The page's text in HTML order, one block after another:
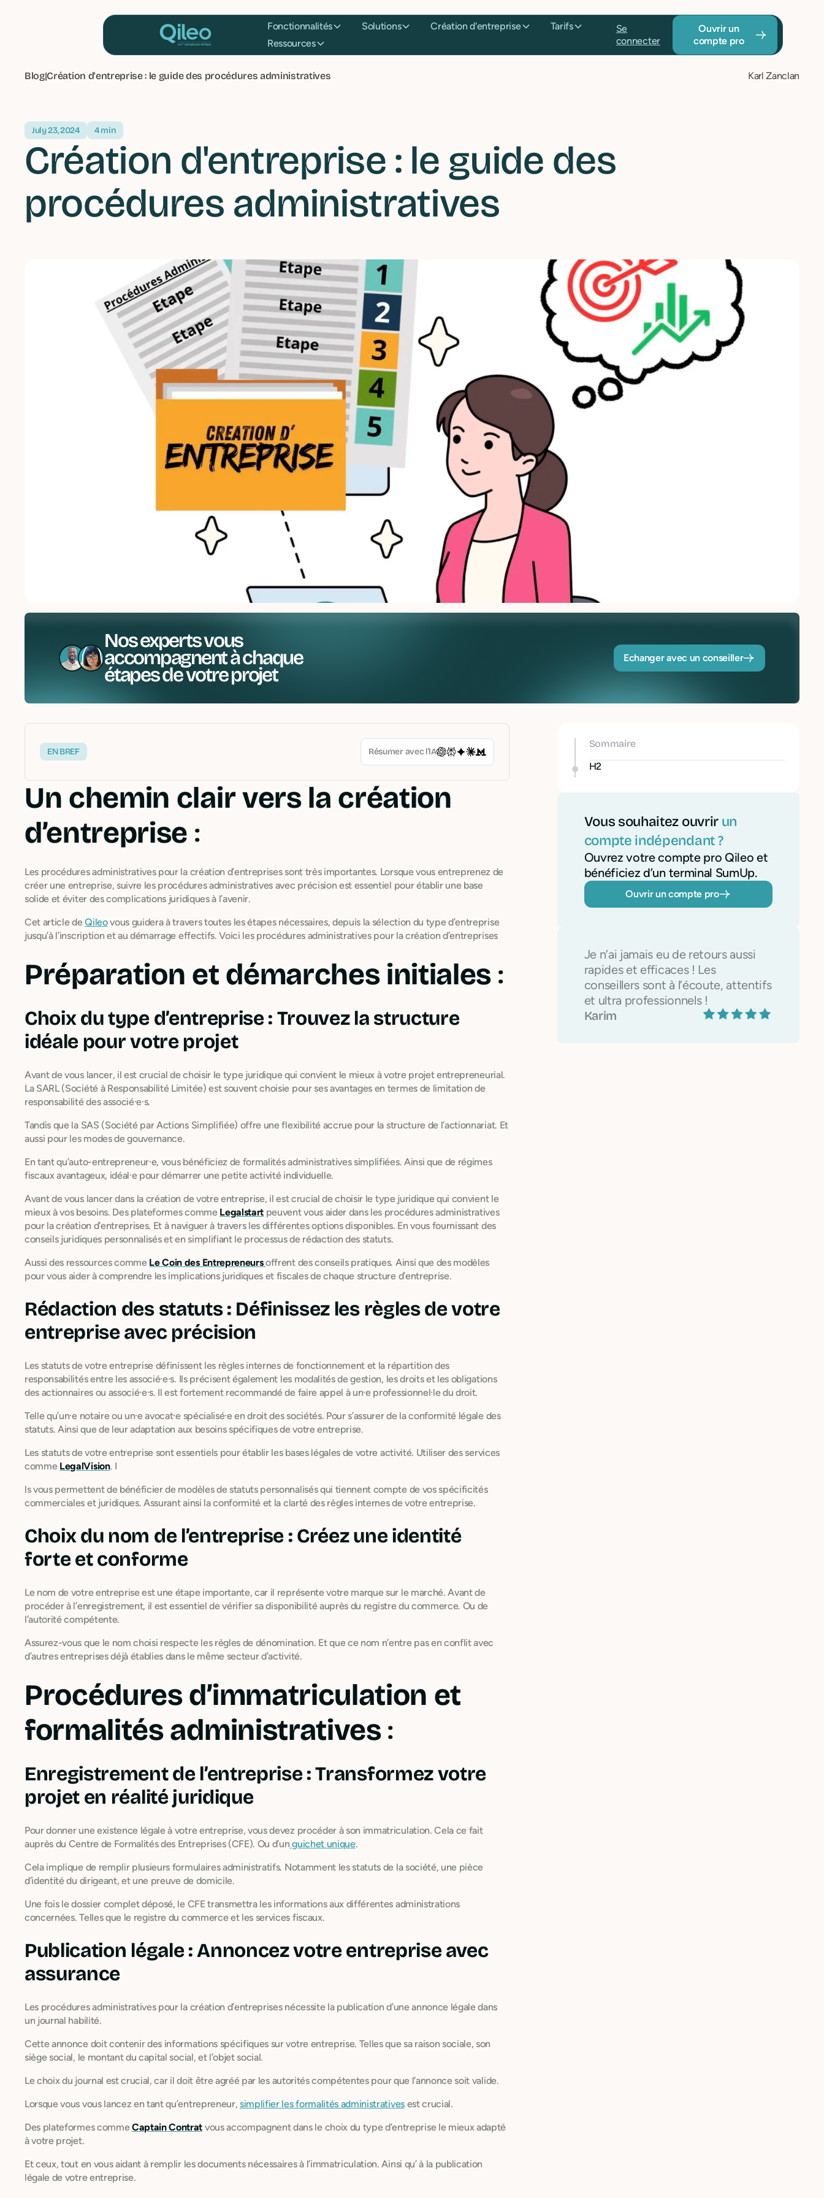
Fonctionnalités Solutions Création d'entreprise
Tarifs
Ressources
Se
connecter
Ouvrir un
compte pro
Blog|Création d'entreprise : le guide des procédures administratives Karl Zanclan
July 23, 2024 4 min
Création d'entreprise : le guide des
procédures administratives
Nos experts vous
accompagnent à chaque
étapes de votre projet
Echanger avec un conseiller
EN BREF Résumer avec l’IA
Un chemin clair vers la création
d’entreprise :
Les procédures administratives pour la création d’entreprises sont très importantes. Lorsque vous entreprenez de
créer une entreprise, suivre les procédures administratives avec précision est essentiel pour établir une base
solide et éviter des complications juridiques à l’avenir.
Cet article deQileovous guidera à travers toutes les étapes nécessaires, depuis la sélection du type d’entreprise
jusqu’à l’inscription et au démarrage effectifs. Voici les procédures administratives pour la création d’entreprises
Préparation et démarches initiales :
Choix du type d’entreprise : Trouvez la structure
idéale pour votre projet
Avant de vous lancer, il est crucial de choisir le type juridique qui convient le mieux à votre projet entrepreneurial.
La SARL (Société à Responsabilité Limitée) est souvent choisie pour ses avantages en termes de limitation de
responsabilité des associé·e·s.
Tandis que la SAS (Société par Actions Simplifiée) offre une flexibilité accrue pour la structure de l’actionnariat. Et
aussi pour les modes de gouvernance.
En tant qu’auto-entrepreneur·e, vous bénéficiez de formalités administratives simplifiées. Ainsi que de régimes
fiscaux avantageux, idéal·e pour démarrer une petite activité individuelle.
Avant de vous lancer dans la création de votre entreprise, il est crucial de choisir le type juridique qui convient le
mieux à vos besoins. Des plateformes comme Legalstart peuvent vous aider dans les procédures administratives
pour la création d’entreprises. Et à naviguer à travers les différentes options disponibles. En vous fournissant des
conseils juridiques personnalisés et en simplifiant le processus de rédaction des statuts.
Aussi des ressources comme Le Coin des Entrepreneursoffrent des conseils pratiques. Ainsi que des modèles
pour vous aider à comprendre les implications juridiques et fiscales de chaque structure d’entreprise.
Rédaction des statuts : Définissez les règles de votre
entreprise avec précision
Les statuts de votre entreprise définissent les règles internes de fonctionnement et la répartition des
responsabilités entre les associé·e·s. Ils précisent également les modalités de gestion, les droits et les obligations
des actionnaires ou associé·e·s. Il est fortement recommandé de faire appel à un·e professionnel·le du droit.
Telle qu’un·e notaire ou un·e avocat·e spécialisé·e en droit des sociétés. Pour s’assurer de la conformité légale des
statuts. Ainsi que de leur adaptation aux besoins spécifiques de votre entreprise.
Les statuts de votre entreprise sont essentiels pour établir les bases légales de votre activité. Utiliser des services
comme LegalVision. I
ls vous permettent de bénéficier de modèles de statuts personnalisés qui tiennent compte de vos spécificités
commerciales et juridiques. Assurant ainsi la conformité et la clarté des règles internes de votre entreprise.
Choix du nom de l’entreprise : Créez une identité
forte et conforme
Le nom de votre entreprise est une étape importante, car il représente votre marque sur le marché. Avant de
procéder à l’enregistrement, il est essentiel de vérifier sa disponibilité auprès du registre du commerce. Ou de
l’autorité compétente.
Assurez-vous que le nom choisi respecte les règles de dénomination. Et que ce nom n’entre pas en conflit avec
d’autres entreprises déjà établies dans le même secteur d’activité.
Procédures d’immatriculation et
formalités administratives:
Enregistrement de l’entreprise : Transformez votre
projet en réalité juridique
Pour donner une existence légale à votre entreprise, vous devez procéder à son immatriculation. Cela ce fait
auprès du Centre de Formalités des Entreprises (CFE). Ou d’un guichet unique.
Cela implique de remplir plusieurs formulaires administratifs. Notamment les statuts de la société, une pièce
d’identité du dirigeant, et une preuve de domicile.
Une fois le dossier complet déposé, le CFE transmettra les informations aux différentes administrations
concernées. Telles que le registre du commerce et les services fiscaux.
Publication légale : Annoncez votre entreprise avec
assurance
Les procédures administratives pour la création d’entreprises nécessite la publication d’une annonce légale dans
un journal habilité.
Cette annonce doit contenir des informations spécifiques sur votre entreprise. Telles que sa raison sociale, son
siège social, le montant du capital social, et l’objet social.
Le choix du journal est crucial, car il doit être agréé par les autorités compétentes pour que l’annonce soit valide.
Lorsque vous vous lancez en tant qu’entrepreneur, simplifier les formalités administrativesest crucial.
Des plateformes commeCaptain Contrat vous accompagnent dans le choix du type d’entreprise le mieux adapté
à votre projet.
Et ceux, tout en vous aidant à remplir les documents nécessaires à l’immatriculation. Ainsi qu’ à la publication
légale de votre entreprise.
Sommaire
H2
Vous souhaitez ouvrir un
compte indépendant ?
Ouvrez votre compte pro Qileo et
bénéficiez d’un terminal SumUp.
Ouvrir un compte pro
Je n’ai jamais eu de retours aussi
rapides et efficaces ! Les
conseillers sont à l’écoute, attentifs
et ultra professionnels !
Karim